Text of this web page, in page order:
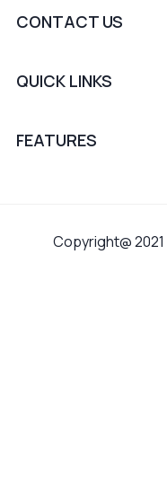
CONTACT US
QUICK LINKS
FEATURES
Copyright@ 2021